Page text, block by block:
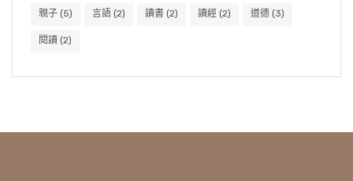
親子 (5) 言語 (2) 讀書 (2) 讀經 (2) 道德 (3)
閱讀 (2)